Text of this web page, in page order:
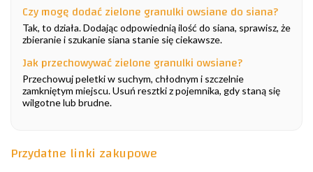
Czy mogę dodać zielone granulki owsiane do siana?
Tak, to działa. Dodając odpowiednią ilość do siana, sprawisz, że
zbieranie i szukanie siana stanie się ciekawsze.
Jak przechowywać zielone granulki owsiane?
Przechowuj peletki w suchym, chłodnym i szczelnie
zamkniętym miejscu. Usuń resztki z pojemnika, gdy staną się
wilgotne lub brudne.
Przydatne linki zakupowe